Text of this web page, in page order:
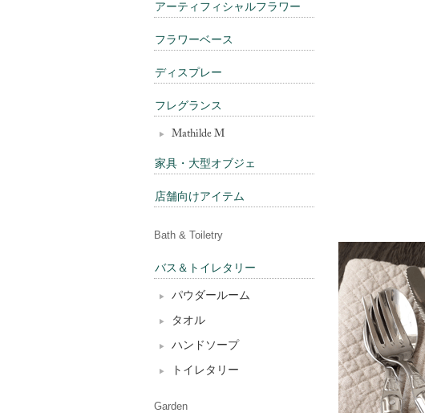
アーティフィシャルフラワー
フラワーベース
ディスプレー
フレグランス
Mathilde M
家具・大型オブジェ
店舗向けアイテム
Bath & Toiletry
バス＆トイレタリー
パウダールーム
タオル
ハンドソープ
トイレタリー
Garden